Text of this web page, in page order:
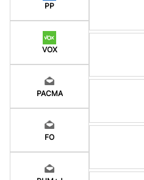
PP
VOX
PACMA
FO